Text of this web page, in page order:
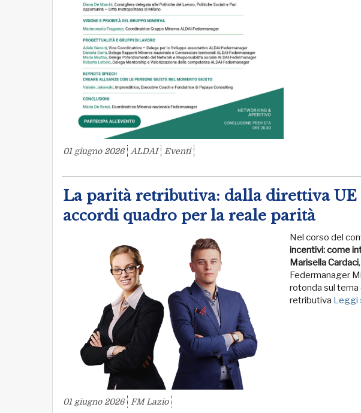
01 giugno 2026 ALDAI Eventi
La parità retributiva: dalla direttiva UE
accordi quadro per la reale parità
Nel corso del
incentivi: come
Marisella Cardaci
Federmanager
rotonda sul
retributiva Leggi
01 giugno 2026 FM Lazio